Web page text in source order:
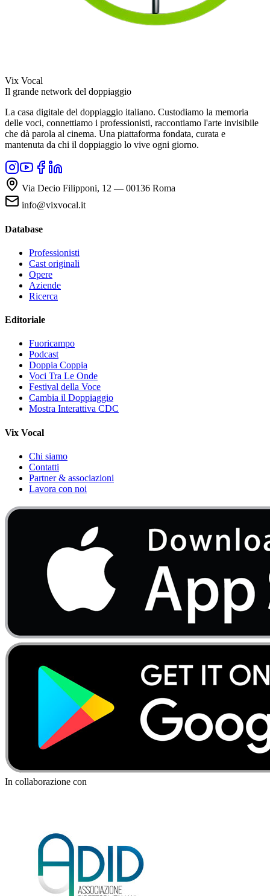
Vix Vocal
Il grande network del doppiaggio
La casa digitale del doppiaggio italiano. Custodiamo la memoria
delle voci, connettiamo i professionisti, raccontiamo l'arte invisibile
che dà parola al cinema. Una piattaforma fondata, curata e
mantenuta da chi il doppiaggio lo vive ogni giorno.
Via Decio Filipponi, 12 — 00136 Roma
info@vixvocal.it
Database
Professionisti
Cast originali
Opere
Aziende
Ricerca
Editoriale
Fuoricampo
Podcast
Doppia Coppia
Voci Tra Le Onde
Festival della Voce
Cambia il Doppiaggio
Mostra Interattiva CDC
Vix Vocal
Chi siamo
Contatti
Partner & associazioni
Lavora con noi
In collaborazione con